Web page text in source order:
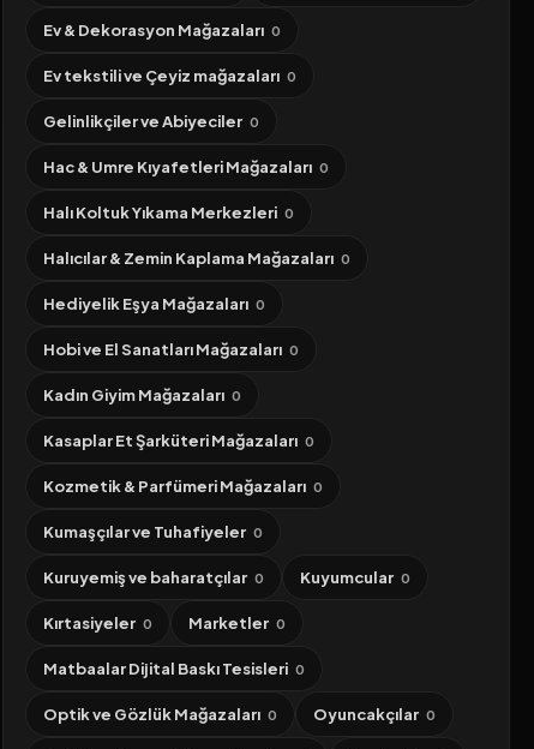
Ev & Dekorasyon Mağazaları 0
Ev tekstili ve Çeyiz mağazaları 0
Gelinlikçiler ve Abiyeciler 0
Hac & Umre Kıyafetleri Mağazaları 0
Halı Koltuk Yıkama Merkezleri 0
Halıcılar & Zemin Kaplama Mağazaları 0
Hediyelik Eşya Mağazaları 0
Hobi ve El Sanatları Mağazaları 0
Kadın Giyim Mağazaları 0
Kasaplar Et Şarküteri Mağazaları 0
Kozmetik & Parfümeri Mağazaları 0
Kumaşçılar ve Tuhafiyeler 0
Kuruyemiş ve baharatçılar 0 Kuyumcular 0
Kırtasiyeler 0 Marketler 0
Matbaalar Dijital Baskı Tesisleri 0
Optik ve Gözlük Mağazaları 0 Oyuncakçılar 0